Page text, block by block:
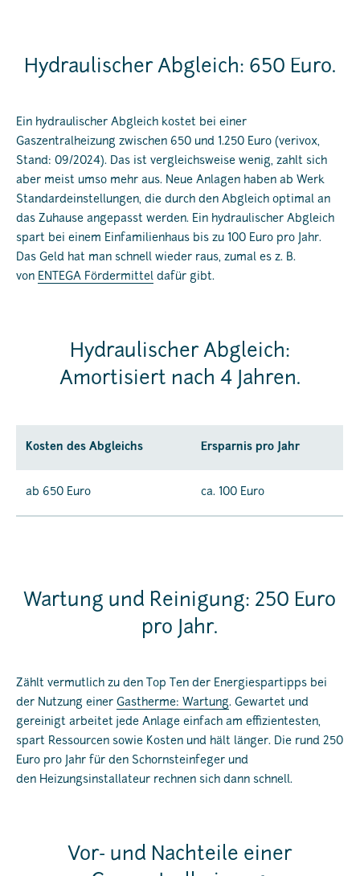
Hydraulischer Abgleich: 650 Euro.
Ein hydraulischer Abgleich kostet bei einer
Gaszentralheizung zwischen 650 und 1.250 Euro (verivox,
Stand: 09/2024). Das ist vergleichsweise wenig, zahlt sich
aber meist umso mehr aus. Neue Anlagen haben ab Werk
Standardeinstellungen, die durch den Abgleich optimal an
das Zuhause angepasst werden. Ein hydraulischer Abgleich
spart bei einem Einfamilienhaus bis zu 100 Euro pro Jahr.
Das Geld hat man schnell wieder raus, zumal es z. B.
von ENTEGA Fördermittel dafür gibt.
Hydraulischer Abgleich:
Amortisiert nach 4 Jahren.
Kosten des Abgleichs Ersparnis pro Jahr
ab 650 Euro ca. 100 Euro
Wartung und Reinigung: 250 Euro
pro Jahr.
Zählt vermutlich zu den Top Ten der Energiespartipps bei
der Nutzung einer Gastherme: Wartung. Gewartet und
gereinigt arbeitet jede Anlage einfach am effizientesten,
spart Ressourcen sowie Kosten und hält länger. Die rund 250
Euro pro Jahr für den Schornsteinfeger und
den Heizungsinstallateur rechnen sich dann schnell.
Vor- und Nachteile einer